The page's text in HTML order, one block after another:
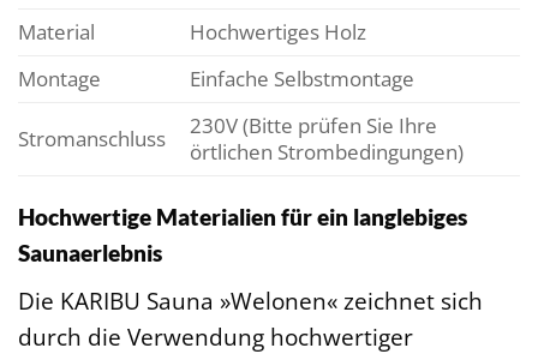
Material
Hochwertiges Holz
Montage
Einfache Selbstmontage
Stromanschluss
230V (Bitte prüfen Sie Ihre
örtlichen Strombedingungen)
Hochwertige Materialien für ein langlebiges
Saunaerlebnis
Die KARIBU Sauna »Welonen« zeichnet sich
durch die Verwendung hochwertiger